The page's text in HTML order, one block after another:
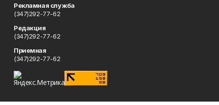
Рекламная служба
(347)292-77-62
Редакция
(347)292-77-62
Приемная
(347)292-77-62